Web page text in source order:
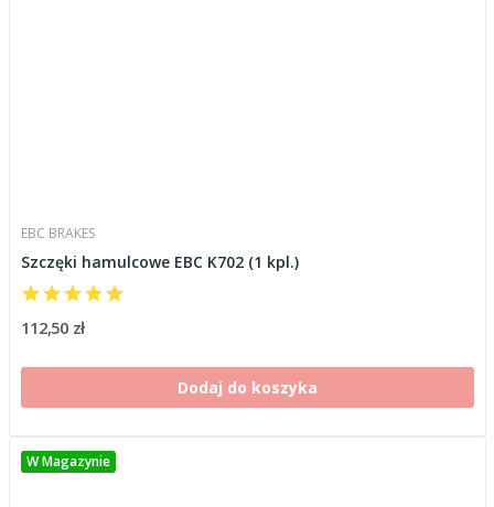
EBC BRAKES
Szczęki hamulcowe EBC K702 (1 kpl.)
112,50 zł
Dodaj do koszyka
W Magazynie